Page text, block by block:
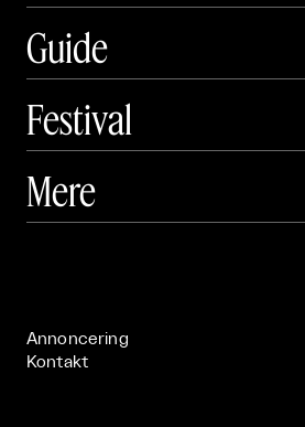
Guide
Festival
 Art Matter Festival
Mere
Annoncering
Kontakt